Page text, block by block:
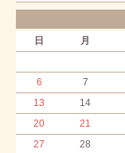
日 月
6
7
13
14
20
21
27
28